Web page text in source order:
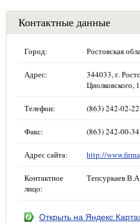
Контактные данные
Город: Ростовская
Адрес:
344033, г.
Циолковского,
Телефон: (863) 242-02-
Факс: (863) 242-00-34
Адрес сайта: http://
Контактное
лицо:
Тепсуркаев
Открыть на